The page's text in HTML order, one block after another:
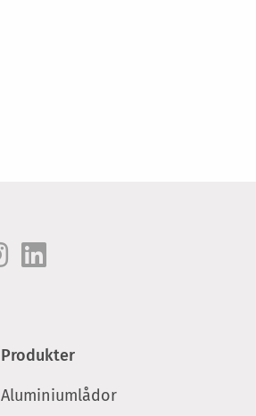
Produkter
Aluminiumlådor